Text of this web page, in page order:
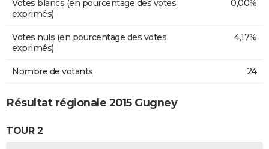
Votes blancs (en pourcentage des votes
exprimés)
0,00%
Votes nuls (en pourcentage des votes
exprimés)
4,17%
Nombre de votants 24
Résultat régionale 2015 Gugney
TOUR 2